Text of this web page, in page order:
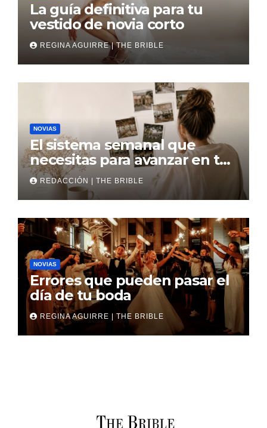
La guía definitiva para tu
vestido de novia corto
REGINA AGUIRRE | THE BRIBLE
NOVIAS
El sistema semanal que
necesitas para avanzar en tu
boda
REDACCIÓN | THE BRIBLE
NOVIAS
Errores que pueden pasar el
día de tu boda
REGINA AGUIRRE | THE BRIBLE